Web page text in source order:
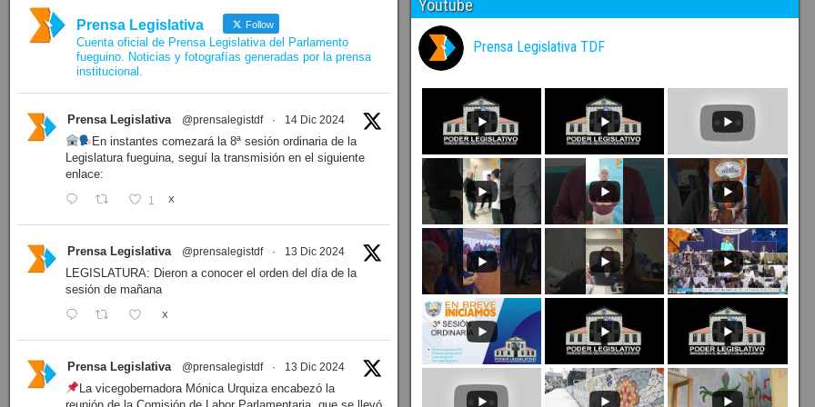
Prensa Legislativa Follow
Cuenta oficial de Prensa Legislativa del Parlamento
fueguino. Noticias y fotografías generadas por la prensa
institucional.
Prensa Legislativa @prensalegistdf · 14 Dic 2024
En instantes comezará la 8ª sesión ordinaria de la
Legislatura fueguina, seguí la transmisión en el siguiente
enlace:
1 X
Prensa Legislativa @prensalegistdf · 13 Dic 2024
LEGISLATURA: Dieron a conocer el orden del día de la
sesión de mañana
X
Prensa Legislativa @prensalegistdf · 13 Dic 2024
La vicegobernadora Mónica Urquiza encabezó la
Youtube
Prensa Legislativa TDF